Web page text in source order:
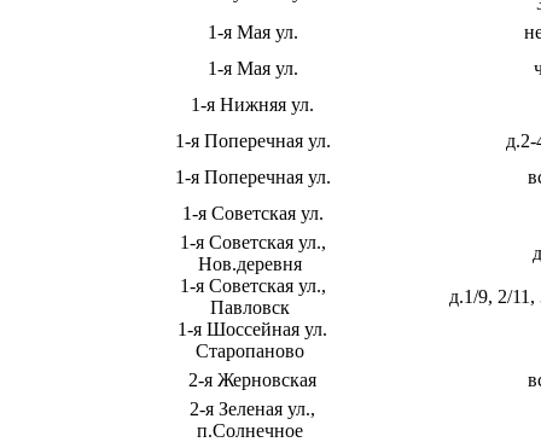
1-я Мая ул.
1-я Мая ул.
1-я Нижняя ул.
1-я Поперечная ул.
д.2-
1-я Поперечная ул.
1-я Советская ул.
1-я Советская ул.,
Нов.деревня
1-я Советская ул.,
Павловск
д.1/9, 2/
1-я Шоссейная ул.
Старопаново
2-я Жерновская
2-я Зеленая ул.,
п.Солнечное